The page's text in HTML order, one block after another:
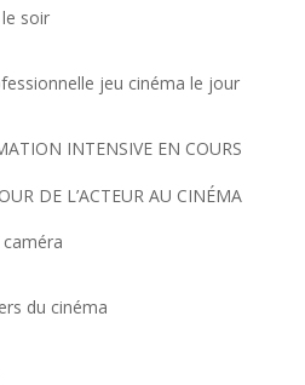
soir
jeu cinéma le jour
INTENSIVE EN COURS
DE L’ACTEUR AU CINÉMA
du cinéma